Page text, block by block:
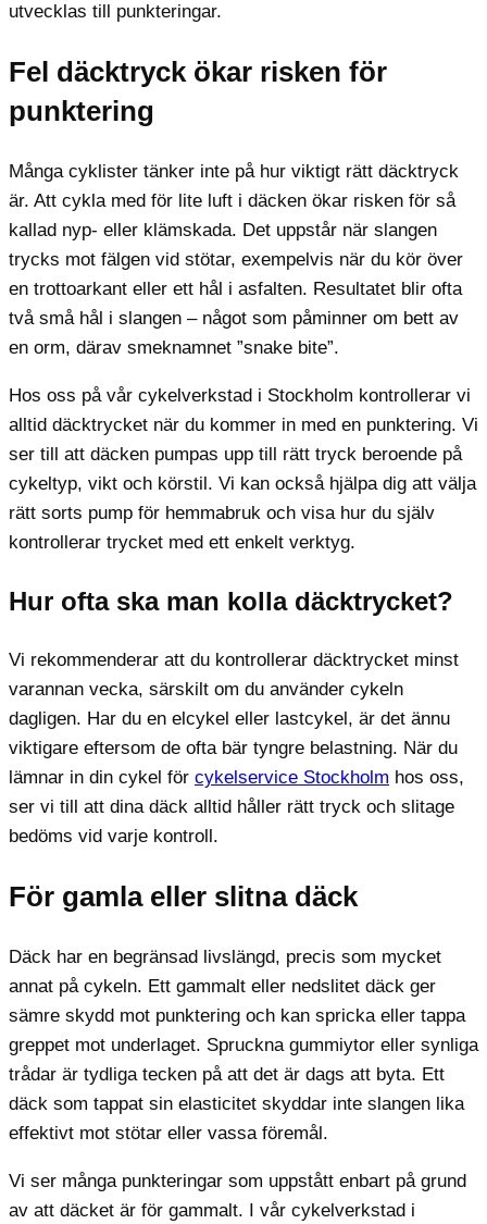
utvecklas till punkteringar.
Fel däcktryck ökar risken för
punktering
Många cyklister tänker inte på hur viktigt rätt däcktryck
är. Att cykla med för lite luft i däcken ökar risken för så
kallad nyp- eller klämskada. Det uppstår när slangen
trycks mot fälgen vid stötar, exempelvis när du kör över
en trottoarkant eller ett hål i asfalten. Resultatet blir ofta
två små hål i slangen – något som påminner om bett av
en orm, därav smeknamnet ”snake bite”.
Hos oss på vår cykelverkstad i Stockholm kontrollerar vi
alltid däcktrycket när du kommer in med en punktering. Vi
ser till att däcken pumpas upp till rätt tryck beroende på
cykeltyp, vikt och körstil. Vi kan också hjälpa dig att välja
rätt sorts pump för hemmabruk och visa hur du själv
kontrollerar trycket med ett enkelt verktyg.
Hur ofta ska man kolla däcktrycket?
Vi rekommenderar att du kontrollerar däcktrycket minst
varannan vecka, särskilt om du använder cykeln
dagligen. Har du en elcykel eller lastcykel, är det ännu
viktigare eftersom de ofta bär tyngre belastning. När du
lämnar in din cykel för cykelservice Stockholm hos oss,
ser vi till att dina däck alltid håller rätt tryck och slitage
bedöms vid varje kontroll.
För gamla eller slitna däck
Däck har en begränsad livslängd, precis som mycket
annat på cykeln. Ett gammalt eller nedslitet däck ger
sämre skydd mot punktering och kan spricka eller tappa
greppet mot underlaget. Spruckna gummiytor eller synliga
trådar är tydliga tecken på att det är dags att byta. Ett
däck som tappat sin elasticitet skyddar inte slangen lika
effektivt mot stötar eller vassa föremål.
Vi ser många punkteringar som uppstått enbart på grund
av att däcket är för gammalt. I vår cykelverkstad i